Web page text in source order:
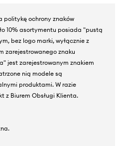
politykę ochrony znaków
10% asortymentu posiada "pustą
bez logo marki, wyłącznie z
zarejestrowanego znaku
jest zarejestrowanym znakiem
nią modele są
produktami. W razie
z Biurem Obsługi Klienta.